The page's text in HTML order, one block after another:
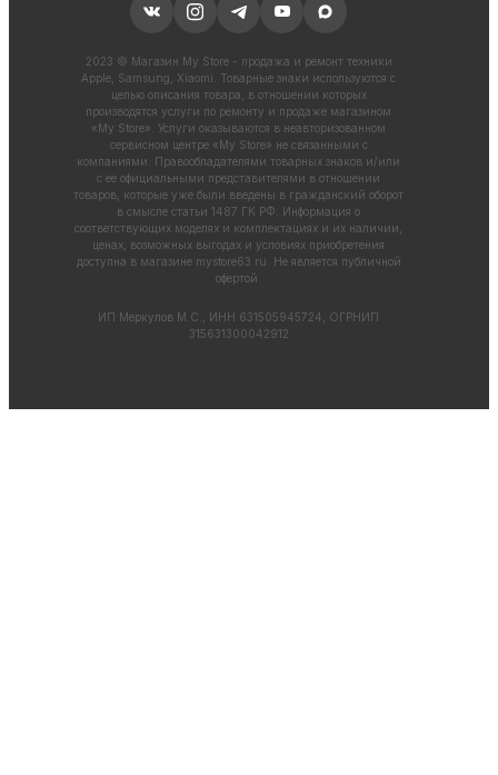
2023 © Магазин My Store - продажа и ремонт техники
Apple, Samsung, Xiaomi. Товарные знаки используются с
целью описания товара, в отношении которых
производятся услуги по ремонту и продаже магазином
«My Store». Услуги оказываются в неавторизованном
сервисном центре «My Store» не связанными с
компаниями. Правообладателями товарных знаков и/или
с ее официальными представителями в отношении
товаров, которые уже были введены в гражданский оборот
в смысле статьи 1487 ГК РФ. Информация о
соответствующих моделях и комплектациях и их наличии,
ценах, возможных выгодах и условиях приобретения
доступна в магазине mystore63.ru . Не является публичной
офертой.
ИП Меркулов М.С., ИНН 631505945724, ОГРНИП
315631300042912